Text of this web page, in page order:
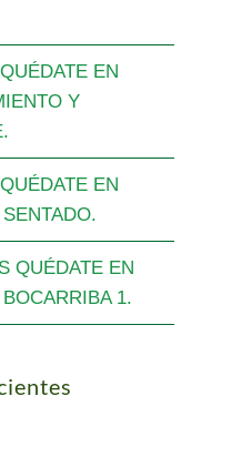
EN
Y
EN
QUÉDATE EN
1.